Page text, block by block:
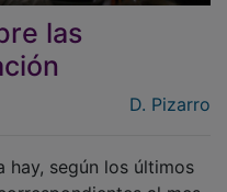
las
al mes